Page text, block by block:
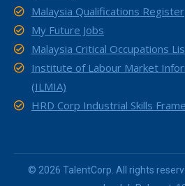
Malaysia Qualifications Register
My Future Jobs
Malaysia Critical Occupations
Institute of Labour Market
(ILMIA)
HRD Corp Industrial Skills
© 2026 TalentCorp. All rights